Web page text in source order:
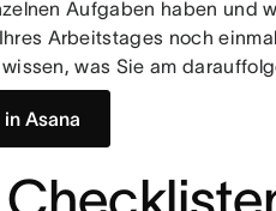
Aufgaben haben und
Arbeitstages noch
was Sie am
Asana